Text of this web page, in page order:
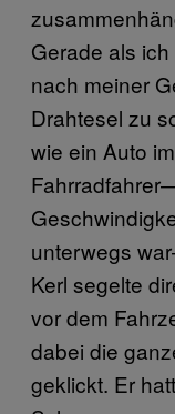
Gerade als
nach meiner
Drahtesel zu
wie ein Auto
unterwegs
Kerl segelte
vor dem
dabei die
geklickt. Er